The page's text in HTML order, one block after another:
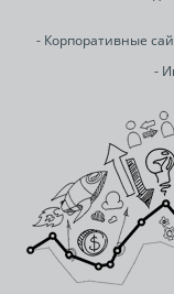
- Корпоративные
-